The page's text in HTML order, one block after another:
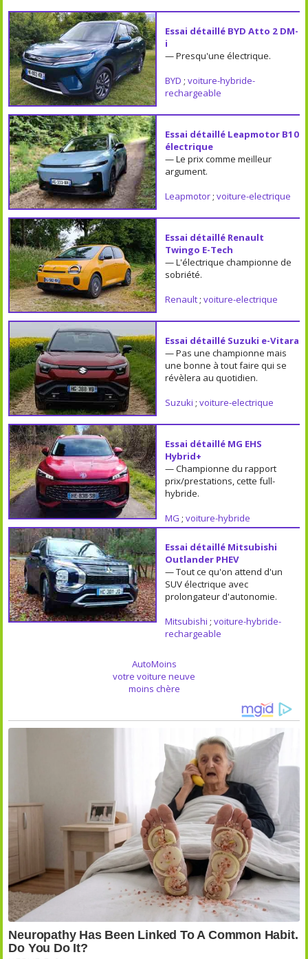
Essai détaillé BYD Atto 2 DM-
i
— Presqu'une électrique.
BYD ; voiture-hybride-
rechargeable
Essai détaillé Leapmotor B10
électrique
— Le prix comme meilleur
argument.
Leapmotor; voiture-electrique
Essai détaillé Renault
Twingo E-Tech
— L'électrique championne de
sobriété.
Renault; voiture-electrique
Essai détaillé Suzuki e-Vitara
— Pas une championne mais
une bonne à tout faire qui se
révèlera au quotidien.
Suzuki ; voiture-electrique
Essai détaillé MG EHS
Hybrid+
— Championne du rapport
prix/prestations, cette full-
hybride.
MG ; voiture-hybride
Essai détaillé Mitsubishi
Outlander PHEV
— Tout ce qu'on attend d'un
SUV électrique avec
prolongateur d'autonomie.
Mitsubishi ; voiture-hybride-
rechargeable
AutoMoins
votre voiture neuve
moins chère